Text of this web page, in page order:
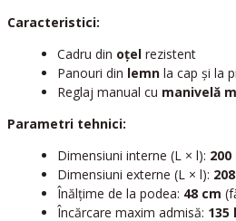
Caracteristici:
Cadru din oțel rezistent
Panouri din lemn la cap și la
Reglaj manual cu manivelă
Parametri tehnici:
Dimensiuni interne (L × l): 200
Dimensiuni externe (L × l):
Înălțime de la podea: 48 cm
Încărcare maxim admisă: 135